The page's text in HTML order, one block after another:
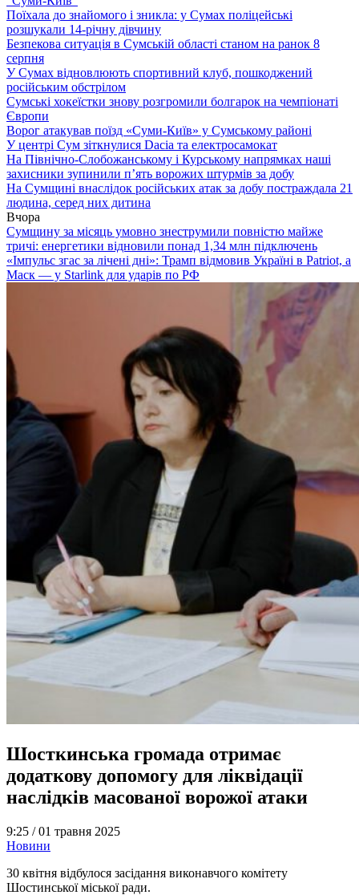
Поїхала до знайомого і зникла: у Сумах поліцейські
розшукали 14-річну дівчину
Безпекова ситуація в Сумській області станом на ранок 8
серпня
У Сумах відновлюють спортивний клуб, пошкоджений
російським обстрілом
Сумські хокеїстки знову розгромили болгарок на чемпіонаті
Європи
Ворог атакував поїзд «Суми-Київ» у Сумському районі
У центрі Сум зіткнулися Dacia та електросамокат
На Північно-Слобожанському і Курському напрямках наші
захисники зупинили п’ять ворожих штурмів за добу
На Сумщині внаслідок російських атак за добу постраждала 21
людина, серед них дитина
Вчора
Сумщину за місяць умовно знеструмили повністю майже
тричі: енергетики відновили понад 1,34 млн підключень
«Імпульс згас за лічені дні»: Трамп відмовив Україні в Patriot, а
Маск — у Starlink для ударів по РФ
Шосткинська громада отримає
додаткову допомогу для ліквідації
наслідків масованої ворожої атаки
9:25 /01 травня 2025
Новини
30 квітня відбулося засідання виконавчого комітету
Шостинської міської ради.